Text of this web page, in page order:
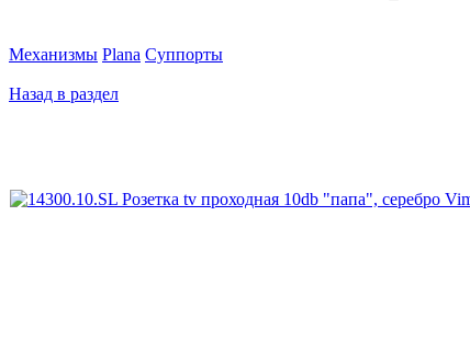
Механизмы Plana Суппорты
Назад в раздел